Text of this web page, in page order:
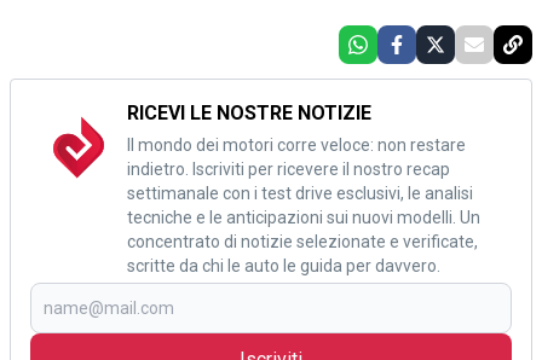
RICEVI LE NOSTRE NOTIZIE
Il mondo dei motori corre veloce: non restare
indietro. Iscriviti per ricevere il nostro recap
settimanale con i test drive esclusivi, le analisi
tecniche e le anticipazioni sui nuovi modelli. Un
concentrato di notizie selezionate e verificate,
scritte da chi le auto le guida per davvero.